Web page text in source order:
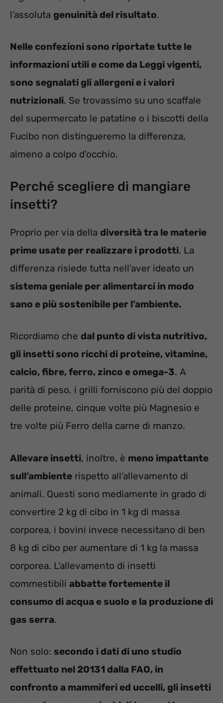
l’assoluta genuinità del risultato.
Nelle confezioni sono riportate tutte le
informazioni utili e come da Leggi vigenti,
sono segnalati gli allergeni e i valori
nutrizionali. Se trovassimo su uno scaffale
del supermercato le patatine o i biscotti della
Fucibo non distingueremo la differenza,
almeno a colpo d’occhio.
Perché scegliere di mangiare
insetti?
Proprio per via della diversità tra le materie
prime usate per realizzare i prodotti. La
differenza risiede tutta nell’aver ideato un
sistema geniale per alimentarci in modo
sano e più sostenibile per l’ambiente.
Ricordiamo che dal punto di vista nutritivo,
gli insetti sono ricchi di proteine, vitamine,
calcio, fibre, ferro, zinco e omega-3. A
parità di peso, i grilli forniscono più del doppio
delle proteine, cinque volte più Magnesio e
tre volte più Ferro della carne di manzo.
Allevare insetti, inoltre, è meno impattante
sull’ambiente rispetto all’allevamento di
animali. Questi sono mediamente in grado di
convertire 2 kg di cibo in 1 kg di massa
corporea, i bovini invece necessitano di ben
8 kg di cibo per aumentare di 1 kg la massa
corporea. L’allevamento di insetti
commestibili abbatte fortemente il
consumo di acqua e suolo e la produzione di
gas serra.
Non solo: secondo i dati di uno studio
effettuato nel 20131 dalla FAO, in
confronto a mammiferi ed uccelli, gli insetti